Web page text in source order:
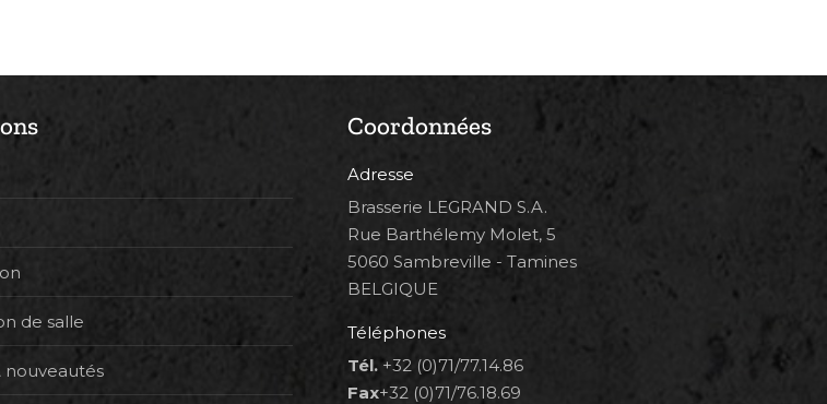
de salle
nouveautés
Coordonnées
Adresse
Brasserie LEGRAND S.A.
Rue Barthélemy Molet, 5
5060 Sambreville - Tamines
BELGIQUE
Téléphones
Tél. +32 (0)71/77.14.86
Fax+32 (0)71/76.18.69